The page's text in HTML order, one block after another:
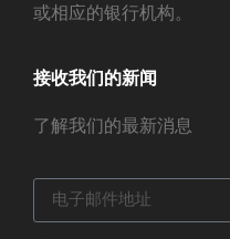
或相应的银行机构。
接收我们的新闻
了解我们的最新消息